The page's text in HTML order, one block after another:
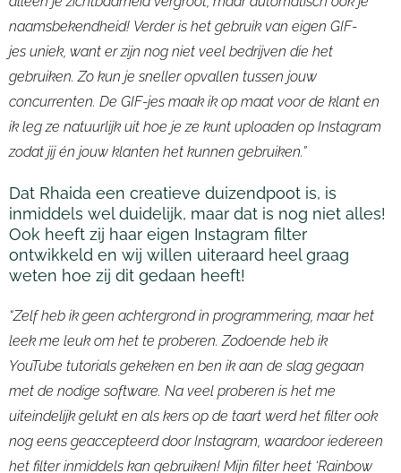
naamsbekendheid! Verder is het gebruik van eigen GIF-
jes uniek, want er zijn nog niet veel bedrijven die het
gebruiken. Zo kun je sneller opvallen tussen jouw
concurrenten. De GIF-jes maak ik op maat voor de klant en
ik leg ze natuurlijk uit hoe je ze kunt uploaden op Instagram
zodat jij én jouw klanten het kunnen gebruiken.”
Dat Rhaida een creatieve duizendpoot is, is
inmiddels wel duidelijk, maar dat is nog niet alles!
Ook heeft zij haar eigen Instagram filter
ontwikkeld en wij willen uiteraard heel graag
weten hoe zij dit gedaan heeft!
“Zelf heb ik geen achtergrond in programmering, maar het
leek me leuk om het te proberen. Zodoende heb ik
YouTube tutorials gekeken en ben ik aan de slag gegaan
met de nodige software. Na veel proberen is het me
uiteindelijk gelukt en als kers op de taart werd het filter ook
nog eens geaccepteerd door Instagram, waardoor iedereen
het filter inmiddels kan gebruiken! Mijn filter heet ‘Rainbow